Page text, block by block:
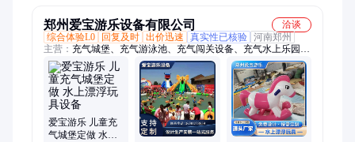
郑州爱宝游乐设备有限公司
洽谈
综合体验L0
回复及时 出价迅速 真实性已核验 河南郑州
主营： 充气城堡、充气游泳池、充气闯关设备、充气水上乐园、
充气水池、支架游泳池、充气滑梯、无动力游乐设备、蹦蹦云、
彩虹滑梯
爱宝游乐 儿童充
气城堡定做 水上